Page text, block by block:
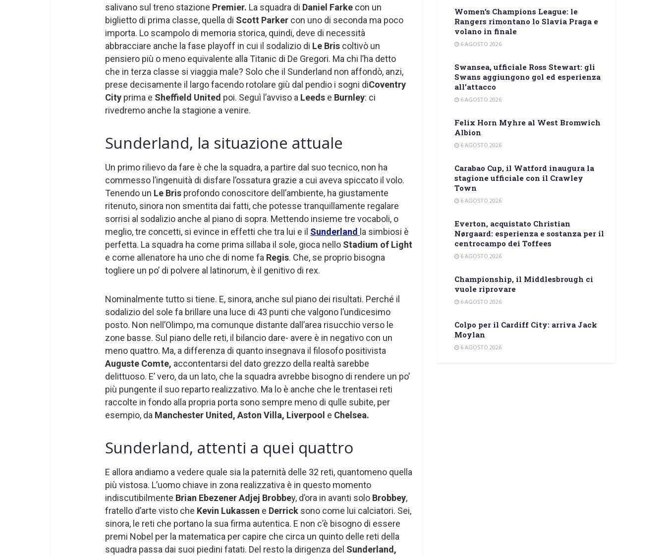
salivano sul treno stazione Premier. La squadra di Daniel Farke con un
biglietto di prima classe, quella di Scott Parker con uno di seconda ma poco
importa. Lo scampolo di memoria storica, quindi, deve di necessità
abbracciare anche la fase playoff in cui il sodalizio di Le Bris coltivò un
pensiero più o meno equivalente alla Titanic di De Gregori. Ma chi l’ha detto
che in terza classe si viaggia male? Solo che il Sunderland non affondò, anzi,
prese decisamente il largo facendo rotolare giù dal pendio i sogni diCoventry
City prima e Sheffield United poi. Seguì l’avviso a Leeds e Burnley: ci
rivedremo anche la stagione a venire.
Sunderland, la situazione attuale
Un primo rilievo da fare è che la squadra, a partire dal suo tecnico, non ha
commesso l’ingenuità di disfare l’ossatura grazie a cui aveva spiccato il volo.
Tenendo un Le Bris profondo conoscitore dell’ambiente, ha giustamente
ritenuto, sinora non smentita dai fatti, che potesse tranquillamente regalare
sorrisi al sodalizio anche al piano di sopra. Mettendo insieme tre vocaboli, o
meglio, tre concetti, si evince in effetti che tra lui e il Sunderland
la simbiosi è
perfetta. La squadra ha come prima sillaba il sole, gioca nello Stadium of Light
e come allenatore ha uno che di nome fa Regis. Che, se proprio bisogna
togliere un po’ di polvere al latinorum, è il genitivo di rex.
Nominalmente tutto si tiene. E, sinora, anche sul piano dei risultati. Perché il
sodalizio del sole fa brillare una luce di 43 punti che valgono l’undicesimo
posto. Non nell’Olimpo, ma comunque distante dall’area risucchio verso le
zone basse. Sul piano delle reti, il bilancio dare- avere è in negativo con un
meno quattro. Ma, a differenza di quanto insegnava il filosofo positivista
Auguste Comte, accontentarsi del dato grezzo della realtà sarebbe
delittuoso. E’ vero, da un lato, che la squadra avrebbe bisogno di rendere un po’
più pungente il suo reparto realizzativo. Ma lo è anche che le trentasei reti
raccolte in fondo alla propria porta sono sempre meno di qulle subite, per
esempio, da Manchester United, Aston Villa, Liverpool e Chelsea.
Sunderland, attenti a quei quattro
E allora andiamo a vedere quale sia la paternità delle 32 reti, quantomeno quella
più vistosa. L’uomo chiave in zona realizzativa è in questo momento
indiscutibilmente Brian Ebezener Adjej Brobbey, d’ora in avanti solo Brobbey,
fratello d’arte visto che Kevin Lukassen e Derrick sono come lui calciatori. Sei,
sinora, le reti che portano la sua firma autentica. E non c’è bisogno di essere
premi Nobel per la matematica per capire che circa un quinto delle reti della
squadra passa dai suoi piedini fatati. Del resto la dirigenza del Sunderland,
Women’s Champions League: le
Rangers rimontano lo Slavia Praga e
volano in finale
6 AGOSTO 2026
Swansea, ufficiale Ross Stewart: gli
Swans aggiungono gol ed esperienza
all’attacco
6 AGOSTO 2026
Felix Horn Myhre al West Bromwich
Albion
6 AGOSTO 2026
Carabao Cup, il Watford inaugura la
stagione ufficiale con il Crawley
Town
6 AGOSTO 2026
Everton, acquistato Christian
Nørgaard: esperienza e sostanza per il
centrocampo dei Toffees
6 AGOSTO 2026
Championship, il Middlesbrough ci
vuole riprovare
6 AGOSTO 2026
Colpo per il Cardiff City: arriva Jack
Moylan
6 AGOSTO 2026